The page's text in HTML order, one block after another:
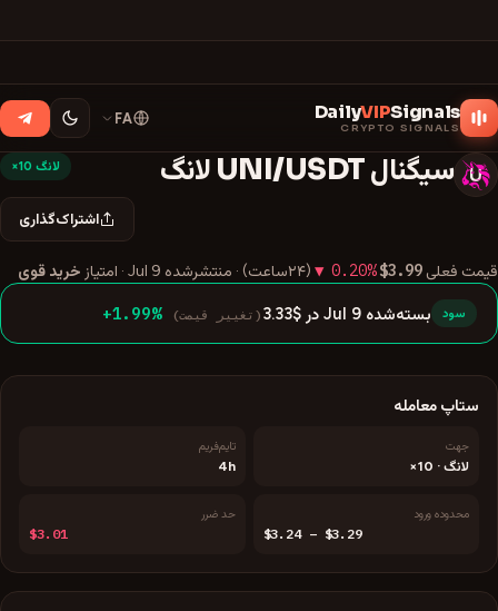
DailyVIPSignals
CRYPTO SIGNALS
FA
U سیگنال UNI/USDT لانگ لانگ 10
×
اشتراک‌گذاری
قیمت فعلی$3.99
▼ 0.20% (۲۴ساعت) · منتشرشده Jul 9 · امتیاز خرید قوی
سود بسته‌شده Jul 9 در $3.33 +1.99% (تغییر قیمت)
ستاپ معامله
جهت
لانگ ·
10
×
تایم‌فریم
4h
محدوده ورود
$3.24 – $3.29
حد ضرر
$3.01